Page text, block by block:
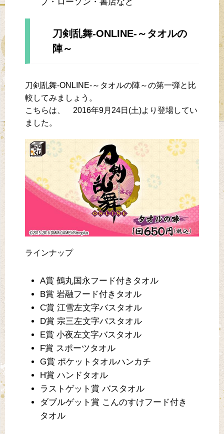
プ・ローソン・書店など
刀剣乱舞-ONLINE-～タオルの
陣～
刀剣乱舞-ONLINE-～タオルの陣～の第一弾と比
較してみましょう。
こちらは、 2016年9月24日(土)より登場してい
ました。
ラインナップ
A賞 鶴丸国永フード付きタオル
B賞 岩融フード付きタオル
C賞 江雪左文字バスタオル
D賞 宗三左文字バスタオル
E賞 小夜左文字バスタオル
F賞 スポーツタオル
G賞 ポケットタオルハンカチ
H賞 ハンドタオル
ラストゲット賞 バスタオル
ダブルゲット賞 こんのすけフード付き
タオル